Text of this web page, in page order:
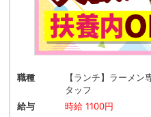
職種
【ランチ】ラーメン
タッフ
給与
時給 1100円